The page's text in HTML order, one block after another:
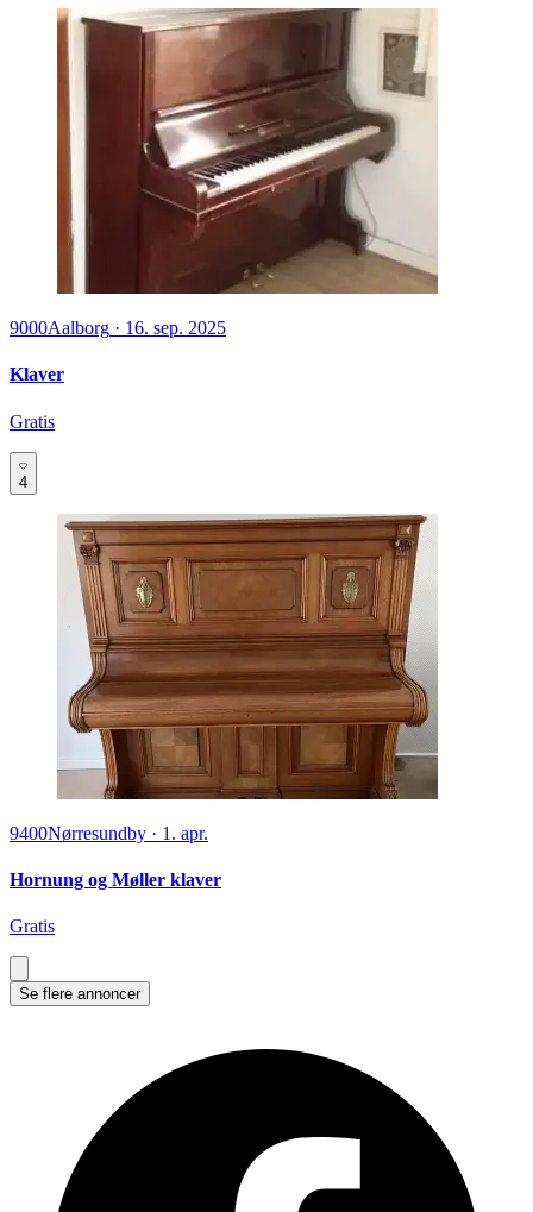
9000Aalborg · 16. sep. 2025
Klaver
Gratis
4
9400Nørresundby · 1. apr.
Hornung og Møller klaver
Gratis
Se flere annoncer